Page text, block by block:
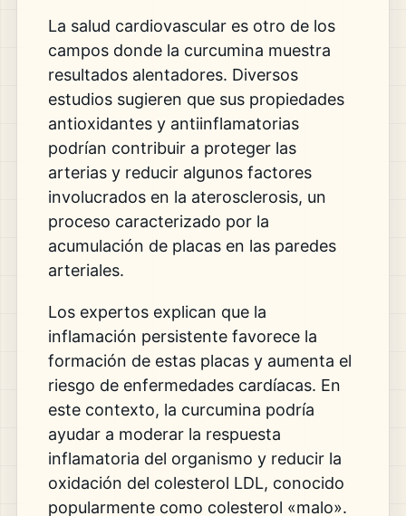
La salud cardiovascular es otro de los
campos donde la curcumina muestra
resultados alentadores. Diversos
estudios sugieren que sus propiedades
antioxidantes y antiinflamatorias
podrían contribuir a proteger las
arterias y reducir algunos factores
involucrados en la aterosclerosis, un
proceso caracterizado por la
acumulación de placas en las paredes
arteriales.
Los expertos explican que la
inflamación persistente favorece la
formación de estas placas y aumenta el
riesgo de enfermedades cardíacas. En
este contexto, la curcumina podría
ayudar a moderar la respuesta
inflamatoria del organismo y reducir la
oxidación del colesterol LDL, conocido
popularmente como colesterol «malo».